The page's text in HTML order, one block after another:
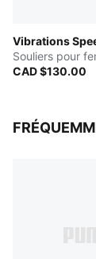
Vibrations
Souliers pour
CAD $130.00